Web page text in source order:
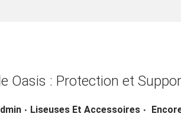
Oasis : Protection et
. P
Liseuses Et Accessoires .